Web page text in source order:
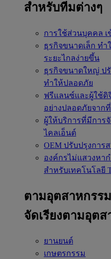
สำหรับทีมต่างๆ
การใช้ส่วนบุคคล
ธุรกิจขนาดเล็ก ทำ
ระยะไกลง่ายขึ้น
ธุรกิจขนาดใหญ่ ป
ทำให้ปลอดภัย
ฟรีแลนซ์และผู้ใช้ดิ
อย่างปลอดภัยจาก
ผู้ให้บริการที่มีการ
ไคลเอ็นต์
OEM ปรับปรุงการ
องค์กรไม่แสวงหา
สำหรับเทคโนโลยี
ตามอุตสาหกรรม
จัดเรียงตามอุตส
ยานยนต์
เกษตรกรรม